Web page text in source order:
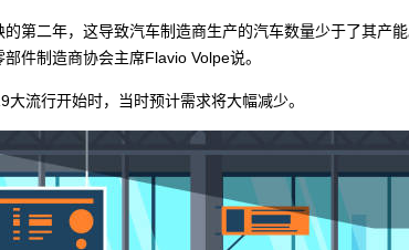
第二年，这导致汽车制造商生产的汽车数量少于了其产
件制造商协会主席Flavio Volpe说。
流行开始时，当时预计需求将大幅减少。